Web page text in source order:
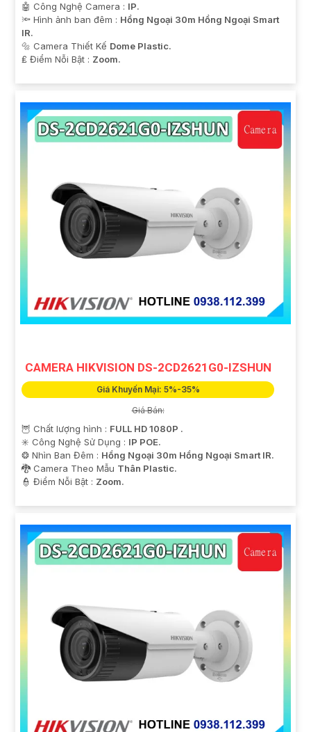
🤖️ Công Nghệ Camera : IP.
🔦 Hình ảnh ban đêm : Hồng Ngoại 30m Hồng Ngoại Smart
IR.
🔩 Camera Thiết Kế Dome Plastic.
️₤ Điểm Nỗi Bật : Zoom.
CAMERA HIKVISION DS-2CD2621G0-IZSHUN
Giá Khuyến Mại: 5%-35%
Giá Bán:
🦉 Chất lượng hình : FULL HD 1080P .
✳️ Công Nghệ Sử Dụng : IP POE.
❂ Nhìn Ban Đêm : Hồng Ngoại 30m Hồng Ngoại Smart IR.
🐉️ Camera Theo Mẫu Thân Plastic.
️👮 Điểm Nỗi Bật : Zoom.